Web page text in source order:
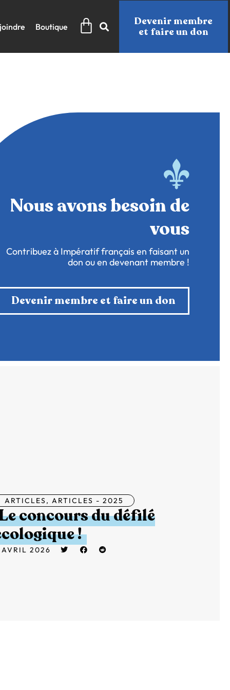
Boutique Panier
Devenir membre
et faire un don
Nous avons besoin de
vous
Contribuez à Impératif français en faisant un
don ou en devenant membre !
Devenir membre et faire un don
ARTICLES, ARTICLES - 2025
concours du défilé
!
2026